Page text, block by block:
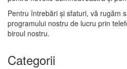
Pentru întrebări și sfaturi, vă rugăm
programului nostru de lucru prin
biroul nostru.
Categorii